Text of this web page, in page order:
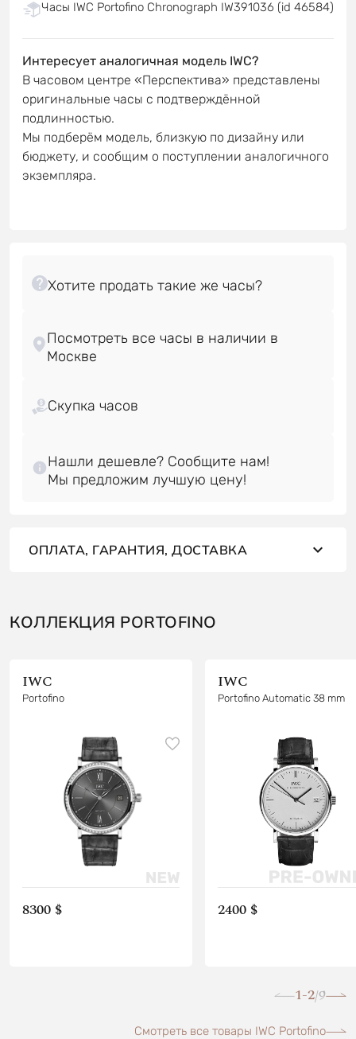
Часы IWC Portofino Chronograph IW391036 (id 46584)
Интересует аналогичная модель IWC?
В часовом центре «Перспектива» представлены
оригинальные часы с подтверждённой
подлинностью.
Мы подберём модель, близкую по дизайну или
бюджету, и сообщим о поступлении аналогичного
экземпляра.
Посмотреть все часы в наличии в
Скупка часов
Нашли дешевле? Сообщите нам!
ОПЛАТА, ГАРАНТИЯ, ДОСТАВКА
КОЛЛЕКЦИЯ PORTOFINO
IWC
Portofino
8300 $
IWC
Portofino Automatic 38 mm
2400 $
1-2/9
Смотреть все товары IWC Portofino